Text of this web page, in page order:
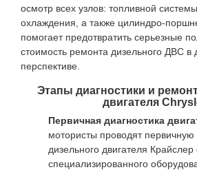
осмотр всех узлов: топливной
охлаждения, а также цилиндро-
помогает предотвратить серьезные
стоимость ремонта дизельного ДВС в
перспективе.
Этапы диагностики и
двигателя
Первичная диагностика
мотористы проводят первичную
дизельного двигателя
специализированного